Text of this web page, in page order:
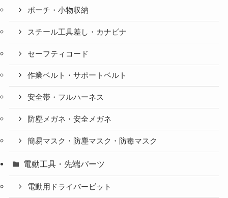
ポーチ・小物収納
スチール工具差し・カナビナ
セーフティコード
作業ベルト・サポートベルト
安全帯・フルハーネス
防塵メガネ・安全メガネ
簡易マスク・防塵マスク・防毒マスク
電動工具・先端パーツ
電動用ドライバービット